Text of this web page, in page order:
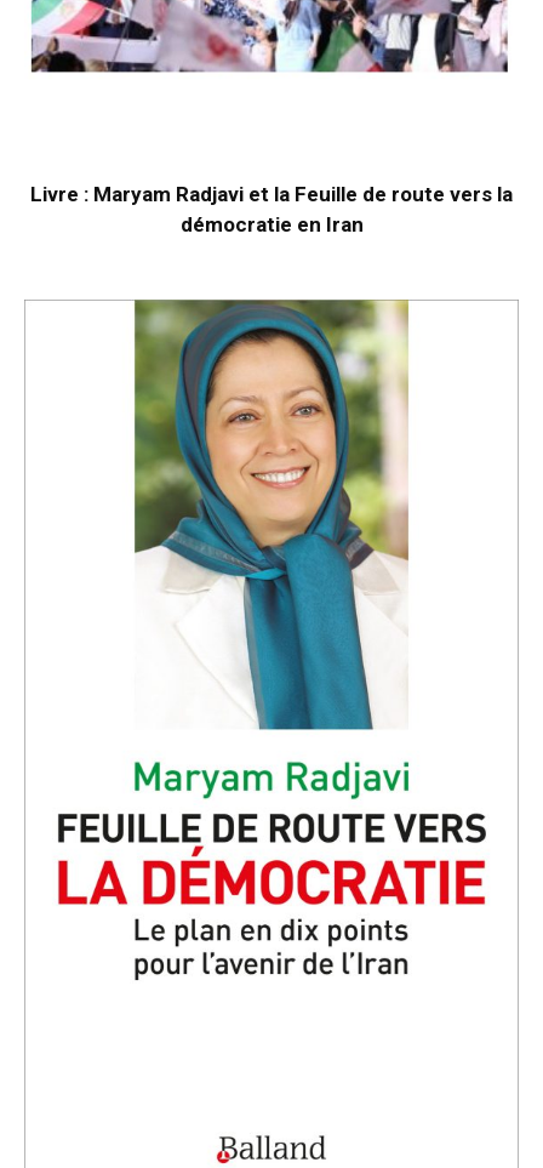
Livre : Maryam Radjavi et la Feuille de route vers la
démocratie en Iran